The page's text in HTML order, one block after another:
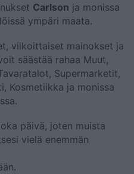
Carlson ja monissa
ympäri maata.
viikoittaiset mainokset ja
säästää rahaa Muut,
Supermarketit,
Kosmetiikka ja monissa
päivä, joten muista
vielä enemmän